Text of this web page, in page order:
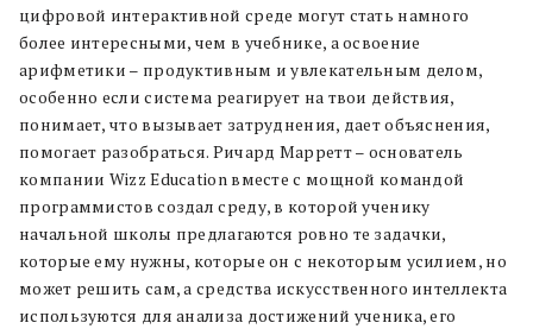
цифровой интерактивной среде могут стать намного
более интересными, чем в учебнике, а освоение
арифметики – продуктивным и увлекательным делом,
особенно если система реагирует на твои действия,
понимает, что вызывает затруднения, дает объяснения,
помогает разобраться. Ричард Марретт – основатель
компании Wizz Education вместе с мощной командой
программистов создал среду, в которой ученику
начальной школы предлагаются ровно те задачки,
которые ему нужны, которые он с некоторым усилием, но
может решить сам, а средства искусственного интеллекта
используются для анализа достижений ученика, его